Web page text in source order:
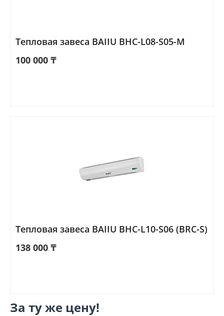
Тепловая завеса BAIIU BHC-L08-S05-М
100 000 ₸
Тепловая завеса BAIIU BHC-L10-S06 (BRC-S)
138 000 ₸
За ту же цену!